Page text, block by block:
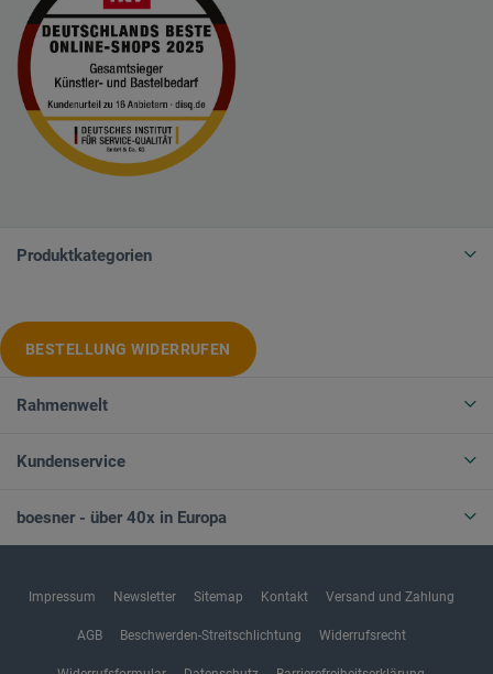
Produktkategorien
BESTELLUNG WIDERRUFEN
Rahmenwelt
Kundenservice
boesner - über 40x in Europa
Impressum Newsletter Sitemap Kontakt Versand und Zahlung
AGB Beschwerden-Streitschlichtung Widerrufsrecht